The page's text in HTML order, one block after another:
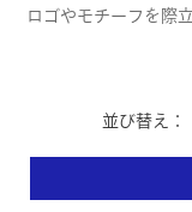
サポート
ロゴやモチーフを際
並び替え：